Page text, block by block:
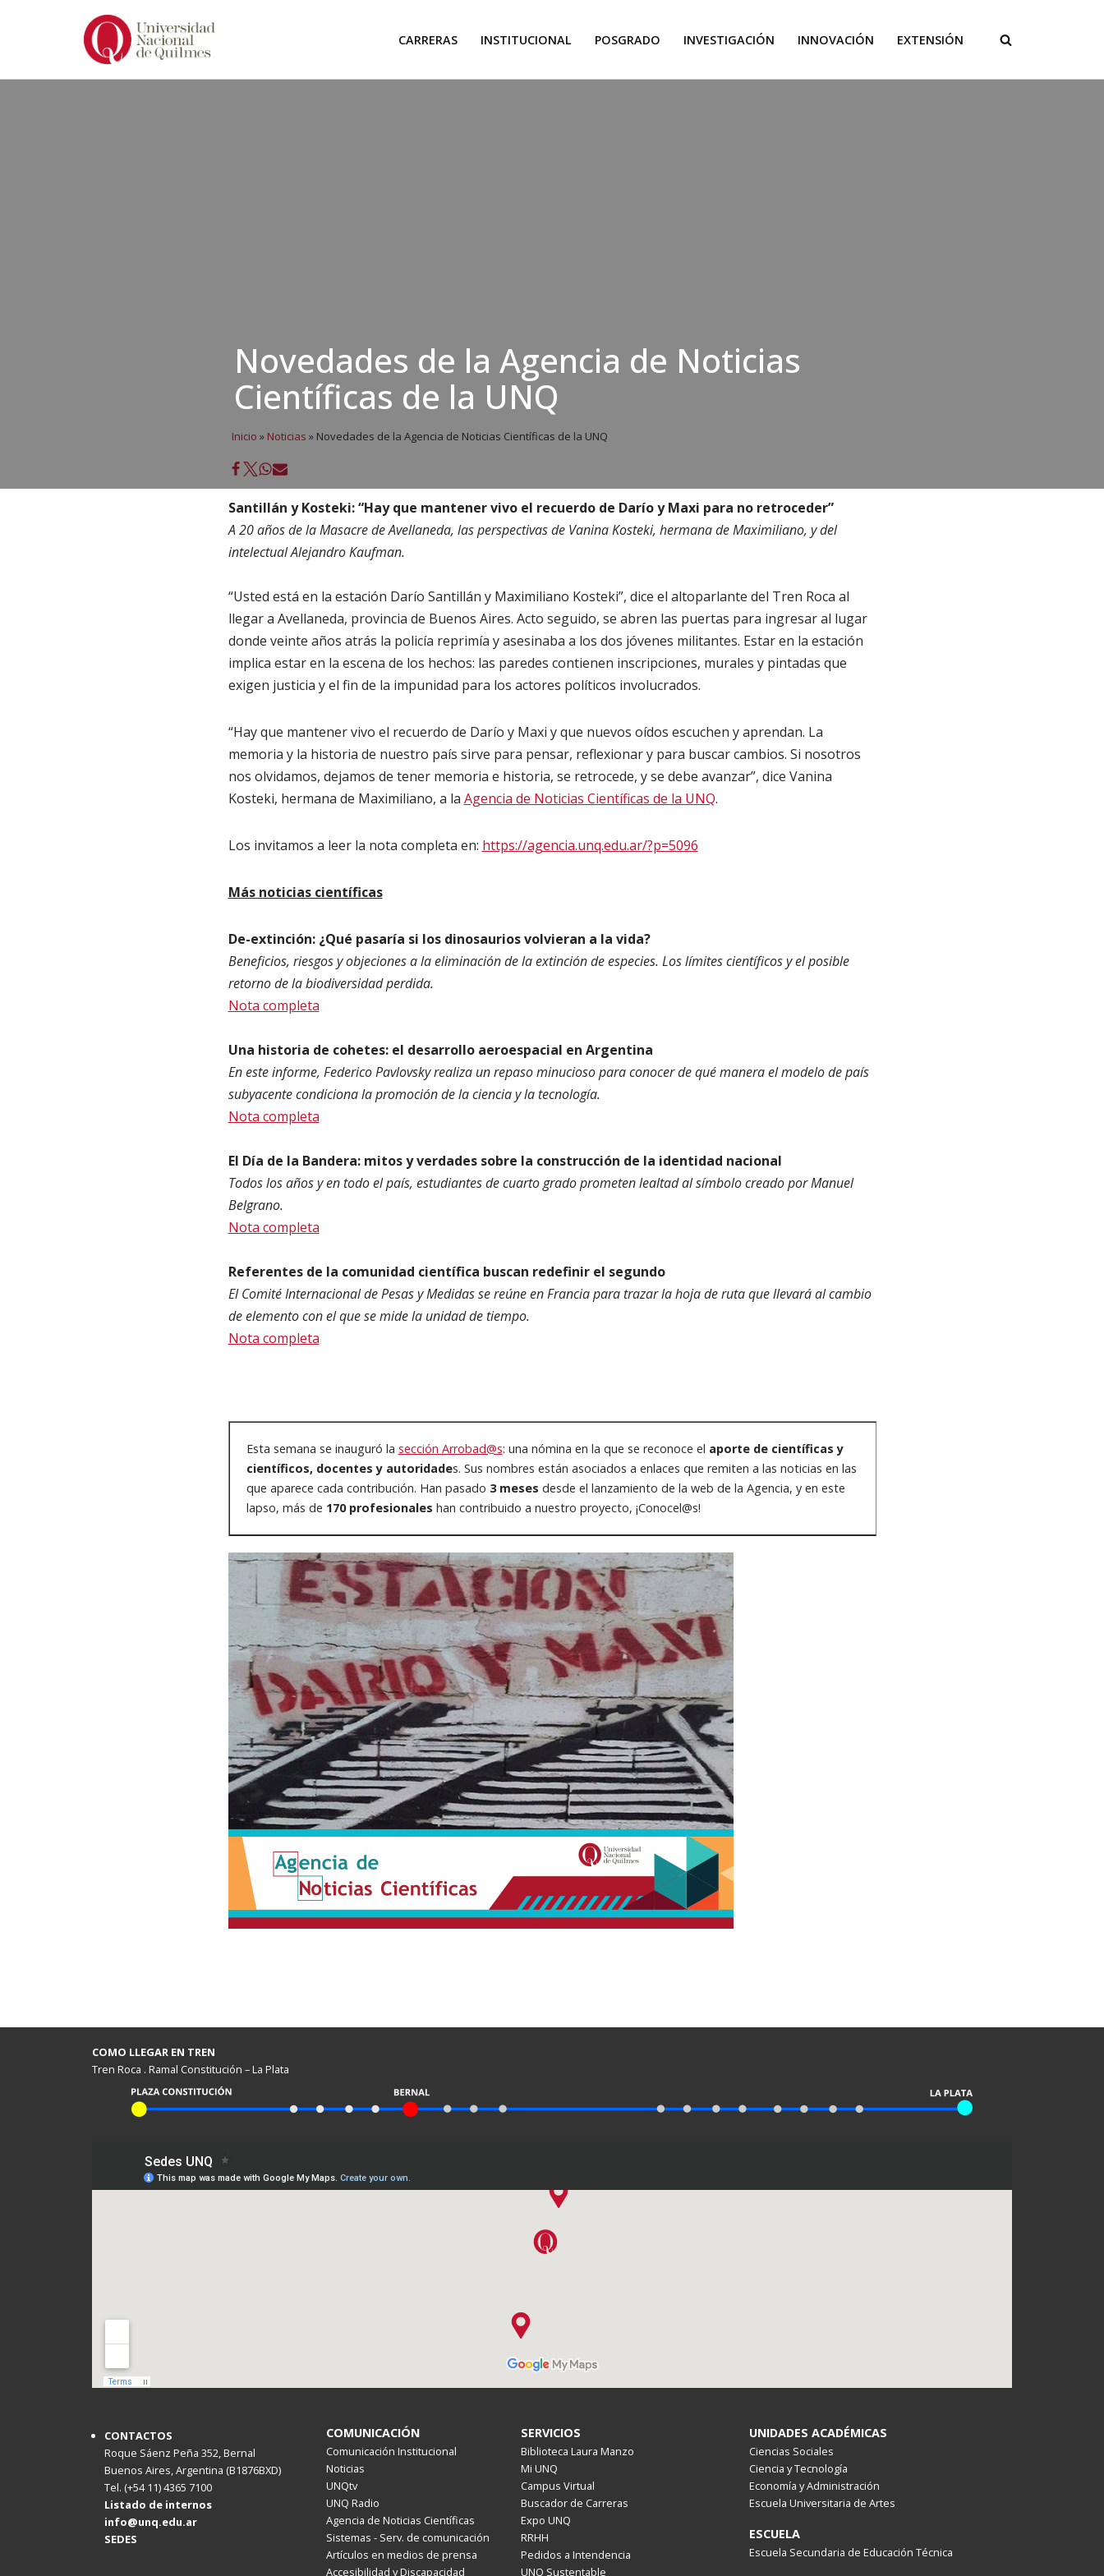
CARRERAS INSTITUCIONAL POSGRADO INVESTIGACIÓN INNOVACIÓN EXTENSIÓN
Novedades de la Agencia de Noticias
Científicas de la UNQ
Inicio » Noticias » Novedades de la Agencia de Noticias Científicas de la UNQ
Santillán y Kosteki: “Hay que mantener vivo el recuerdo de Darío y Maxi para no retroceder”
A 20 años de la Masacre de Avellaneda, las perspectivas de Vanina Kosteki, hermana de Maximiliano, y del
intelectual Alejandro Kaufman.
“Usted está en la estación Darío Santillán y Maximiliano Kosteki”, dice el altoparlante del Tren Roca al
llegar a Avellaneda, provincia de Buenos Aires. Acto seguido, se abren las puertas para ingresar al lugar
donde veinte años atrás la policía reprimía y asesinaba a los dos jóvenes militantes. Estar en la estación
implica estar en la escena de los hechos: las paredes contienen inscripciones, murales y pintadas que
exigen justicia y el fin de la impunidad para los actores políticos involucrados.
“Hay que mantener vivo el recuerdo de Darío y Maxi y que nuevos oídos escuchen y aprendan. La
memoria y la historia de nuestro país sirve para pensar, reflexionar y para buscar cambios. Si nosotros
nos olvidamos, dejamos de tener memoria e historia, se retrocede, y se debe avanzar”, dice Vanina
Kosteki, hermana de Maximiliano, a la Agencia de Noticias Científicas de la UNQ.
Los invitamos a leer la nota completa en: https://agencia.unq.edu.ar/?p=5096
Más noticias científicas
De-extinción: ¿Qué pasaría si los dinosaurios volvieran a la vida?
Beneficios, riesgos y objeciones a la eliminación de la extinción de especies. Los límites científicos y el posible
retorno de la biodiversidad perdida.
Nota completa
Una historia de cohetes: el desarrollo aeroespacial en Argentina
En este informe, Federico Pavlovsky realiza un repaso minucioso para conocer de qué manera el modelo de país
subyacente condiciona la promoción de la ciencia y la tecnología.
Nota completa
El Día de la Bandera: mitos y verdades sobre la construcción de la identidad nacional
Todos los años y en todo el país, estudiantes de cuarto grado prometen lealtad al símbolo creado por Manuel
Belgrano.
Nota completa
Referentes de la comunidad científica buscan redefinir el segundo
El Comité Internacional de Pesas y Medidas se reúne en Francia para trazar la hoja de ruta que llevará al cambio
de elemento con el que se mide la unidad de tiempo.
Nota completa
Esta semana se inauguró la sección Arrobad@s: una nómina en la que se reconoce el aporte de científicas y
científicos, docentes y autoridades. Sus nombres están asociados a enlaces que remiten a las noticias en las
que aparece cada contribución. Han pasado 3 meses desde el lanzamiento de la web de la Agencia, y en este
lapso, más de 170 profesionales han contribuido a nuestro proyecto, ¡Conocel@s!
COMO LLEGAR EN TREN
Tren Roca . Ramal Constitución – La Plata
CONTACTOS
Roque Sáenz Peña 352, Bernal
Buenos Aires, Argentina (B1876BXD)
Tel. (+54 11) 4365 7100
Listado de internos
info@unq.edu.ar
SEDES
COMUNICACIÓN
Comunicación Institucional
Noticias
UNQtv
UNQ Radio
Agencia de Noticias Científicas
Sistemas - Serv. de comunicación
Artículos en medios de prensa
Accesibilidad y Discapacidad
SERVICIOS
Biblioteca Laura Manzo
Mi UNQ
Campus Virtual
Buscador de Carreras
Expo UNQ
RRHH
Pedidos a Intendencia
UNQ Sustentable
UNIDADES ACADÉMICAS
Ciencias Sociales
Ciencia y Tecnología
Economía y Administración
Escuela Universitaria de Artes
ESCUELA
Escuela Secundaria de Educación Técnica